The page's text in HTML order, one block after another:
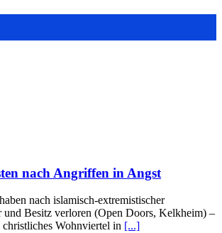
nach Angriffen in Angst
nach islamisch-extremistischer
und Besitz verloren (Open Doors, Kelkheim) –
Wohnviertel in [...]